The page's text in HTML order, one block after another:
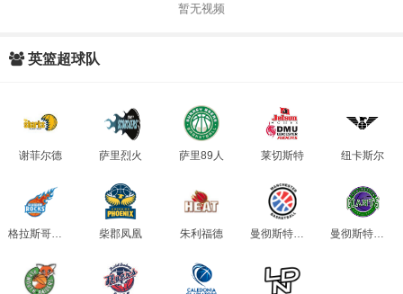
暂无视频
英篮超球队
谢菲尔德 萨里烈火 萨里89人 莱切斯特 纽卡斯尔
格拉斯哥摇摆 柴郡凤凰 朱利福德 曼彻斯特篮球 曼彻斯特巨人